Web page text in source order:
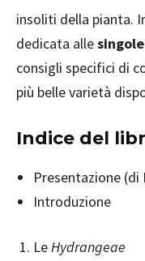
insoliti della pianta.
dedicata alle
consigli specifici di
più belle varietà
Indice del
Presentazione (di
Introduzione
LeHydrangeae